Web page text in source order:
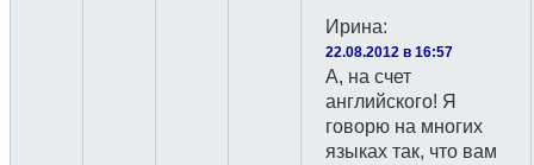
Ирина:
22.08.2012 в 16:57
А, на счет
английского! Я
говорю на многих
языках так, что вам